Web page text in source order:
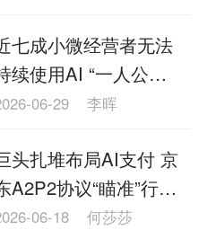
消费
银行
图说
品牌活动
七成小微经营者无法
续使用AI “一人公
”成本与能力鸿沟受关
06-29 李晖
头扎堆布局AI支付 京
A2P2协议“瞄准”行业
任短板
06-18 何莎莎